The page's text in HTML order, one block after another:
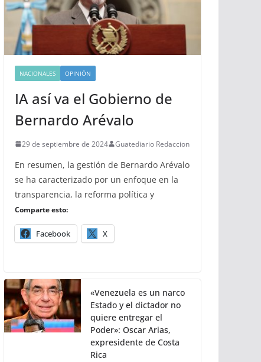
NACIONALES OPINIÓN
IA así va el Gobierno de
Bernardo Arévalo
29 de septiembre de 2024 Guatediario Redaccion
En resumen, la gestión de Bernardo Arévalo
se ha caracterizado por un enfoque en la
transparencia, la reforma política y
Comparte esto:
Facebook X
«Venezuela es un narco
Estado y el dictador no
quiere entregar el
Poder»: Oscar Arias,
expresidente de Costa
Rica